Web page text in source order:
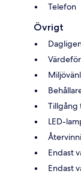
Telefon
Övrigt
Tillgång
LED-
Endast
Endast